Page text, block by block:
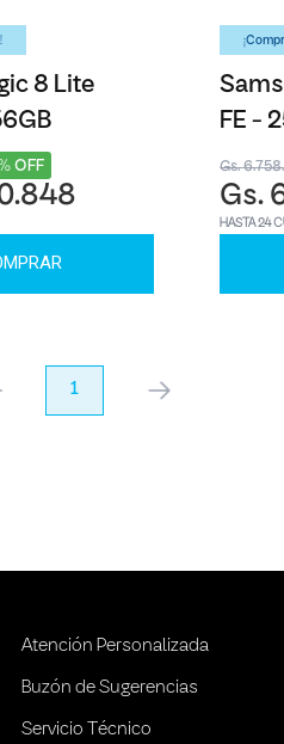
8 Lite
OFF
FE -
Gs.
Gs.
HASTA 24
1 próximo
Atención Personalizada
Buzón de Sugerencias
Servicio Técnico